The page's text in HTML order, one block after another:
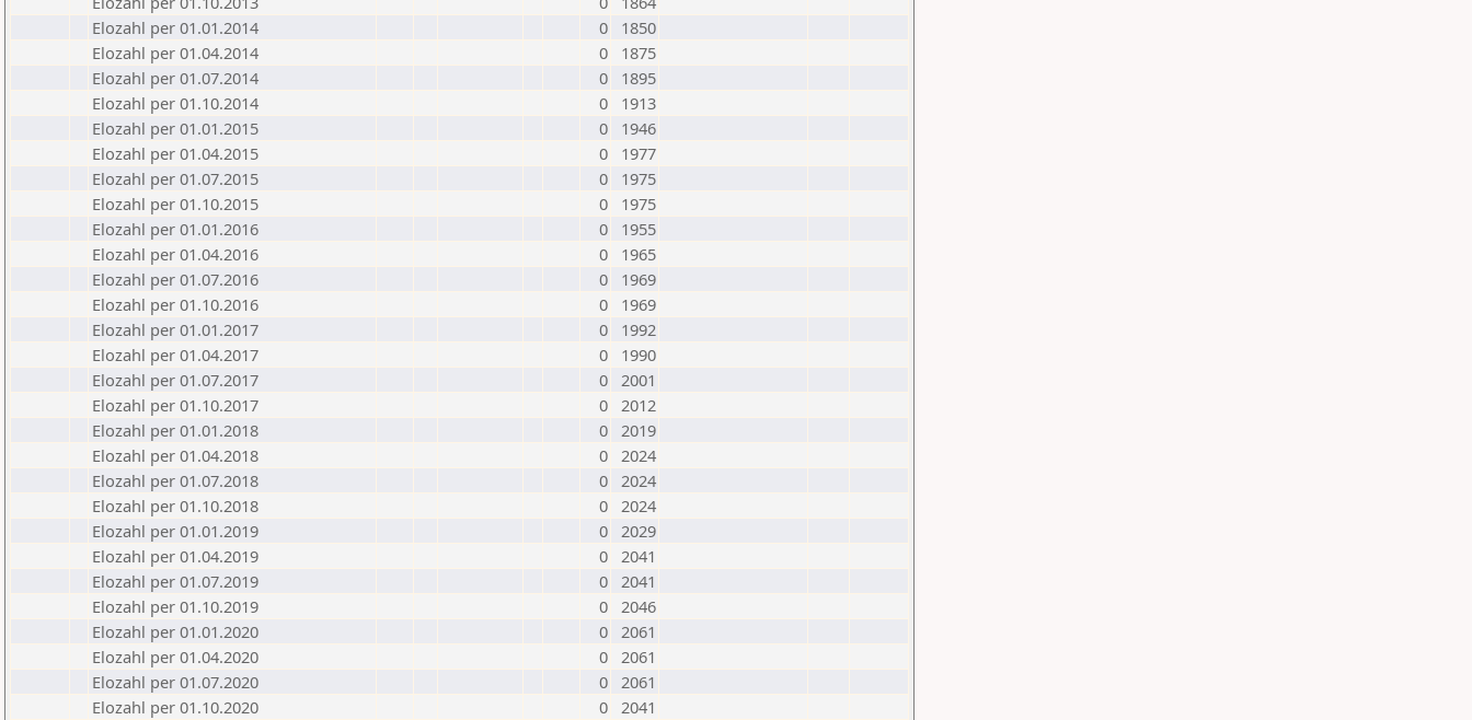
Elozahl per 01.01.2014
0
1850
Elozahl per 01.04.2014
0
1875
Elozahl per 01.07.2014
0
1895
Elozahl per 01.10.2014
0
1913
Elozahl per 01.01.2015
0
1946
Elozahl per 01.04.2015
0
1977
Elozahl per 01.07.2015
0
1975
Elozahl per 01.10.2015
0
1975
Elozahl per 01.01.2016
0
1955
Elozahl per 01.04.2016
0
1965
Elozahl per 01.07.2016
0
1969
Elozahl per 01.10.2016
0
1969
Elozahl per 01.01.2017
0
1992
Elozahl per 01.04.2017
0
1990
Elozahl per 01.07.2017
0 2001
Elozahl per 01.10.2017
0 2012
Elozahl per 01.01.2018
0 2019
Elozahl per 01.04.2018
0 2024
Elozahl per 01.07.2018
0 2024
Elozahl per 01.10.2018
0 2024
Elozahl per 01.01.2019
0 2029
Elozahl per 01.04.2019
0 2041
Elozahl per 01.07.2019
0 2041
Elozahl per 01.10.2019
0 2046
Elozahl per 01.01.2020
0 2061
Elozahl per 01.04.2020
0 2061
Elozahl per 01.07.2020
0 2061
Elozahl per 01.10.2020
0 2041